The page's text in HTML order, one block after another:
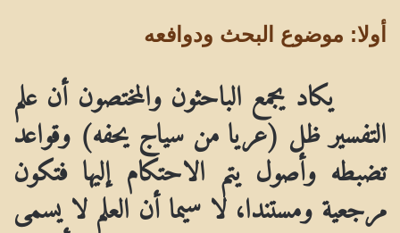
أولا: موضوع البحث ودوافعه
يكاد يجمع الباحثون والمختصون أن علم
التفسير ظل (عريا من سياج يحفه) وقواعد
تضبطه وأصول يتم الاحتكام إليها فتكون
مرجعية ومستندا، لا سيما أن العلم لا يسمى